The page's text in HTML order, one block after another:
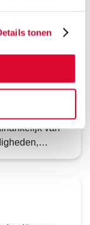
tonen
geen
noodzaak.
van